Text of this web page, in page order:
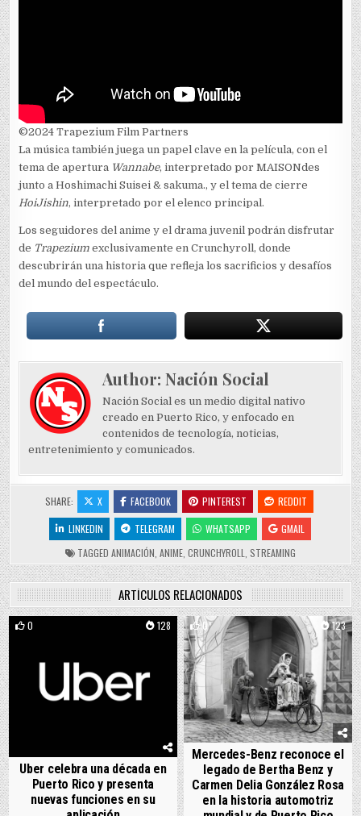
©2024 Trapezium Film Partners
La música también juega un papel clave en la película, con el
tema de apertura Wannabe, interpretado por MAISONdes
junto a Hoshimachi Suisei & sakuma., y el tema de cierre
HoiJishin, interpretado por el elenco principal.
Los seguidores del anime y el drama juvenil podrán disfrutar
de Trapezium exclusivamente en Crunchyroll, donde
descubrirán una historia que refleja los sacrificios y desafíos
del mundo del espectáculo.
Author:Nación Social
Nación Social es un medio digital nativo
creado en Puerto Rico, y enfocado en
contenidos de tecnología, noticias,
entretenimiento y comunicados.
SHARE: X FACEBOOK PINTEREST
REDDIT
LINKEDIN
TELEGRAM WHATSAPP
GMAIL
TAGGED ANIMACIÓN ANIME CRUNCHYROLL STREAMING
ARTÍCULOS RELACIONADOS
0 128
Uber celebra una década en
Puerto Rico y presenta
nuevas funciones en su
0 123
Mercedes-Benz reconoce el
legado de Bertha Benz y
Carmen Delia González Rosa
en la historia automotriz